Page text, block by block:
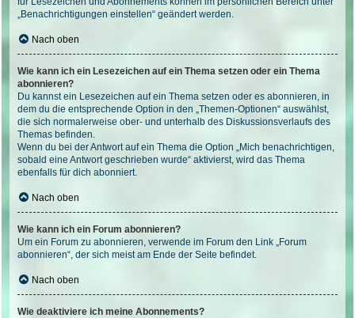
„Benachrichtigungen einstellen“ geändert werden.
Nach oben
Wie kann ich ein Lesezeichen auf ein Thema setzen oder ein Thema
abonnieren?
Du kannst ein Lesezeichen auf ein Thema setzen oder es abonnieren, in
dem du die entsprechende Option in den „Themen-Optionen“ auswählst,
die sich normalerweise ober- und unterhalb des Diskussionsverlaufs des
Themas befinden.
Wenn du bei der Antwort auf ein Thema die Option „Mich benachrichtigen,
sobald eine Antwort geschrieben wurde“ aktivierst, wird das Thema
ebenfalls für dich abonniert.
Nach oben
Wie kann ich ein Forum abonnieren?
Um ein Forum zu abonnieren, verwende im Forum den Link „Forum
abonnieren“, der sich meist am Ende der Seite befindet.
Nach oben
Wie deaktiviere ich meine Abonnements?